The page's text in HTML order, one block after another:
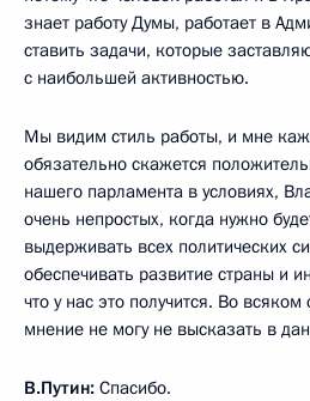
знает работу Думы, работает в
ставить задачи, которые
с наибольшей активностью.
Мы видим стиль работы, и мне
обязательно скажется
нашего парламента в условиях,
очень непростых, когда нужно
выдерживать всех политических
обеспечивать развитие страны и
что у нас это получится. Во
мнение не могу не высказать в
В.Путин: Спасибо.